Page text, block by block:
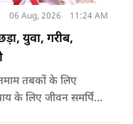
06 Aug, 2026 11:24 AM
युवा, गरीब,
तबकों के लिए
के लिए जीवन समर्पित